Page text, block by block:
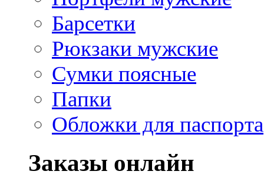
Барсетки
Рюкзаки мужские
Сумки поясные
Папки
Обложки для паспорта
Заказы онлайн